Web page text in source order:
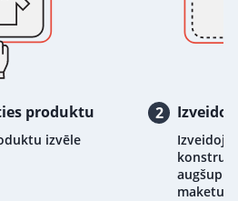
produktu
izvēle
2
maketu